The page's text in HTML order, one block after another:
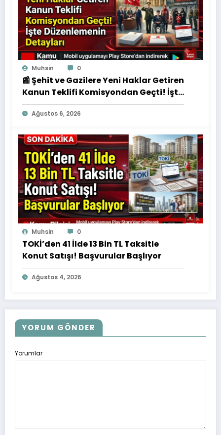
Muhsin 0
📰 Şehit ve Gazilere Yeni Haklar Getiren
Kanun Teklifi Komisyondan Geçti! İşte
Düzenlemenin Detayları
Ağustos 6, 2026
Muhsin 0
TOKİ’den 41 İlde 13 Bin TL Taksitle
Konut Satışı! Başvurular Başlıyor
Ağustos 4, 2026
YORUM GÖNDER
Yorumlar